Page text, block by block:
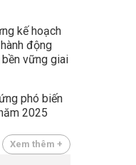
kế hoạch
động
vững giai
phó biến
2025
Xem thêm +